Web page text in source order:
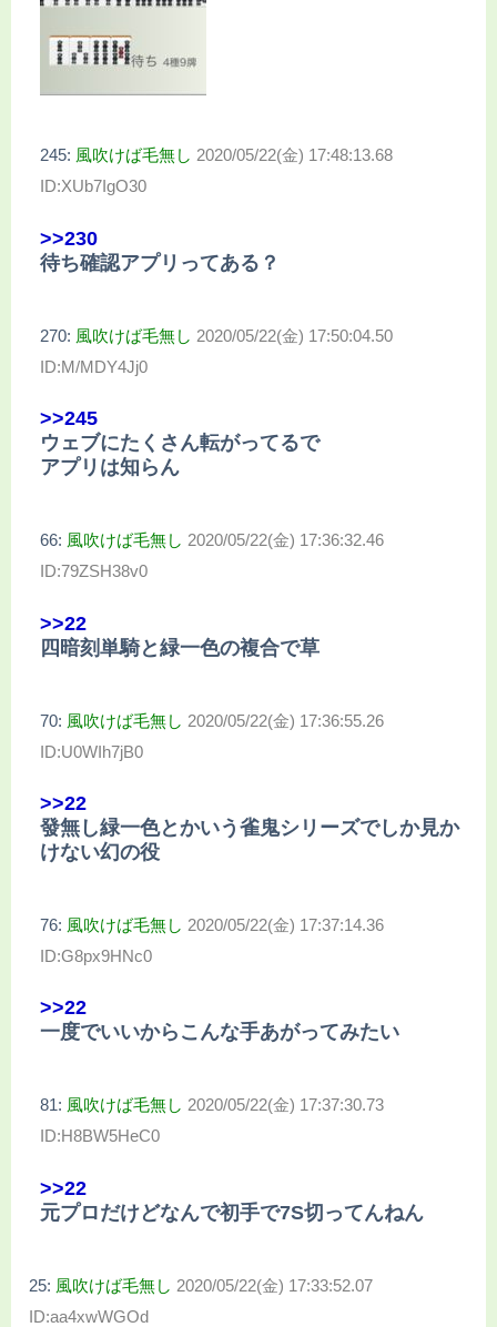
245: 風吹けば毛無し 2020/05/22(金) 17:48:13.68
ID:XUb7IgO30
>>230
待ち確認アプリってある？
270: 風吹けば毛無し 2020/05/22(金) 17:50:04.50
ID:M/MDY4Jj0
>>245
ウェブにたくさん転がってるで
アプリは知らん
66: 風吹けば毛無し 2020/05/22(金) 17:36:32.46
ID:79ZSH38v0
>>22
四暗刻単騎と緑一色の複合で草
70: 風吹けば毛無し 2020/05/22(金) 17:36:55.26
ID:U0WIh7jB0
>>22
發無し緑一色とかいう雀鬼シリーズでしか見か
けない幻の役
76: 風吹けば毛無し 2020/05/22(金) 17:37:14.36
ID:G8px9HNc0
>>22
一度でいいからこんな手あがってみたい
81: 風吹けば毛無し 2020/05/22(金) 17:37:30.73
ID:H8BW5HeC0
>>22
元プロだけどなんで初手で7S切ってんねん
25: 風吹けば毛無し 2020/05/22(金) 17:33:52.07
ID:aa4xwWGOd